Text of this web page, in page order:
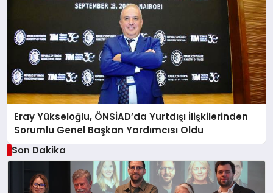
Eray Yükseloğlu, ÖNSİAD’da Yurtdışı İlişkilerinden
Sorumlu Genel Başkan Yardımcısı Oldu
Son Dakika